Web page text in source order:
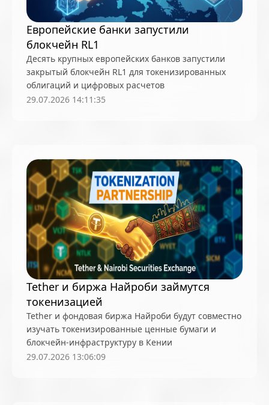
Европейские банки запустили
блокчейн RL1
Десять крупных европейских банков запустили
закрытый блокчейн RL1 для токенизированных
облигаций и цифровых расчетов
29.07.2026 14:11:35
Tether и биржа Найроби займутся
токенизацией
Tether и фондовая биржа Найроби будут совместно
изучать токенизированные ценные бумаги и
блокчейн-инфраструктуру в Кении
29.07.2026 13:06:09